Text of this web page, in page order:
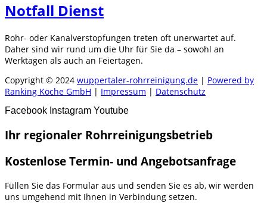
Notfall Dienst
Rohr- oder Kanalverstopfungen treten oft unerwartet auf.
Daher sind wir rund um die Uhr für Sie da – sowohl an
Werktagen als auch an Feiertagen.
Copyright © 2024 wuppertaler-rohrreinigung.de | Powered by
Ranking Köche GmbH | Impressum | Datenschutz
Facebook Instagram Youtube
Ihr regionaler Rohrreinigungsbetrieb
Kostenlose Termin- und Angebotsanfrage
Füllen Sie das Formular aus und senden Sie es ab, wir werden
uns umgehend mit Ihnen in Verbindung setzen.